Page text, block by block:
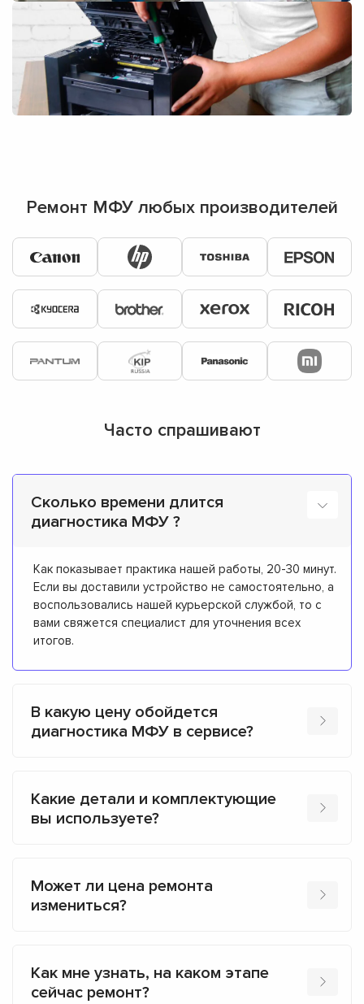
Ремонт МФУ любых производителей
Часто спрашивают
Сколько времени длится
диагностика МФУ ?
Как показывает практика нашей работы, 20-30 минут.
Если вы доставили устройство не самостоятельно, а
воспользовались нашей курьерской службой, то с
вами свяжется специалист для уточнения всех
итогов.
В какую цену обойдется
диагностика МФУ в сервисе?
Какие детали и комплектующие
вы используете?
Может ли цена ремонта
измениться?
Как мне узнать, на каком этапе
сейчас ремонт?